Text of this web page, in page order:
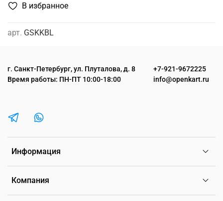
В избранное
арт. GSKKBL
Информация
Компания
г. Санкт-Петербург, ул. Плуталова, д. 8
Время работы: ПН-ПТ 10:00-18:00
+7-921-9672225
info@openkart.ru